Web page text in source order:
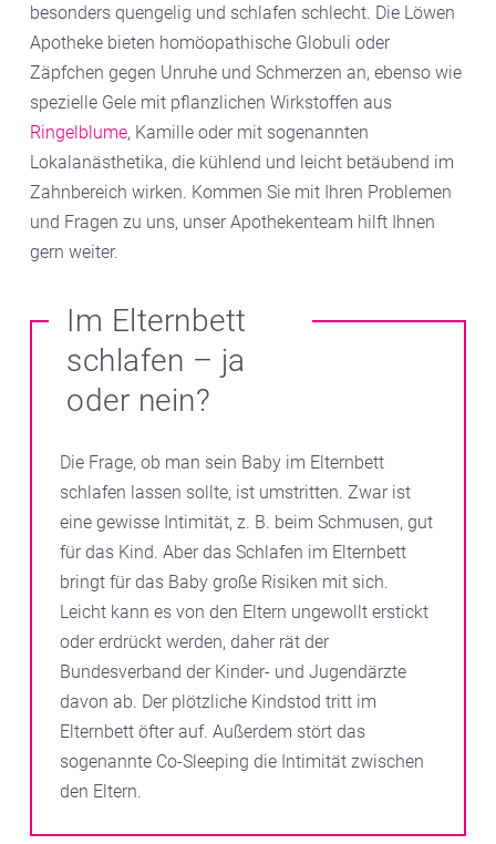
besonders quengelig und schlafen schlecht. Die Löwen
Apotheke bieten homöopathische Globuli oder
Zäpfchen gegen Unruhe und Schmerzen an, ebenso wie
spezielle Gele mit pflanzlichen Wirkstoffen aus
Ringelblume, Kamille oder mit sogenannten
Lokalanästhetika, die kühlend und leicht betäubend im
Zahnbereich wirken. Kommen Sie mit Ihren Problemen
und Fragen zu uns, unser Apothekenteam hilft Ihnen
gern weiter.
Im Elternbett
schlafen – ja
oder nein?
Die Frage, ob man sein Baby im Elternbett
schlafen lassen sollte, ist umstritten. Zwar ist
eine gewisse Intimität, z. B. beim Schmusen, gut
für das Kind. Aber das Schlafen im Elternbett
bringt für das Baby große Risiken mit sich.
Leicht kann es von den Eltern ungewollt erstickt
oder erdrückt werden, daher rät der
Bundesverband der Kinder- und Jugendärzte
davon ab. Der plötzliche Kindstod tritt im
Elternbett öfter auf. Außerdem stört das
sogenannte Co-Sleeping die Intimität zwischen
den Eltern.